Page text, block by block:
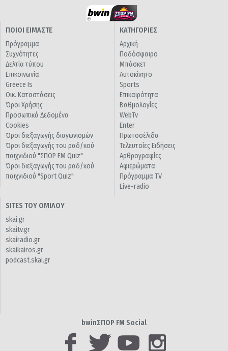
ΠΟΙΟΙ ΕΙΜΑΣΤΕ
Πρόγραμμα
Συχνότητες
Δελτία τύπου
Επικοινωνία
Greece Is
Οικ. Καταστάσεις
Όροι Χρήσης
Προσωπικά Δεδομένα
Cookies
Όροι διεξαγωγής διαγωνισμών
Όροι διεξαγωγής του ραδ/κού
παιχνιδιού "ΣΠΟΡ FM Quiz"
Όροι διεξαγωγής του ραδ/κού
παιχνιδιού "Sport Quiz"
ΚΑΤΗΓΟΡΙΕΣ
Αρχική
Ποδόσφαιρο
Μπάσκετ
Αυτοκίνητο
Sports
Επικαιρότητα
Βαθμολογίες
WebTv
Enter
Πρωτοσέλιδα
Τελευταίες Ειδήσεις
Αρθρογραφίες
Αφιερώματα
Πρόγραμμα TV
Live-radio
SITES ΤΟΥ ΟΜΙΛΟΥ
skai.gr
skaitv.gr
skairadio.gr
skaikairos.gr
podcast.skai.gr
bwinΣΠΟΡ FM Social